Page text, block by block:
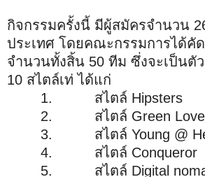
กิจกรรมครั้งนี้ มีผู้สมัครจำนวน
ประเทศ โดยคณะกรรมการได้คัด
จำนวนทั้งสิ้น 50 ทีม ซึ่งจะเป็นตั
10 สไตล์เท่ ได้แก่
1. สไตล์ Hipsters
2. สไตล์ Green
3. สไตล์ Young @
4. สไตล์ Conqueror
5. สไตล์ Digital